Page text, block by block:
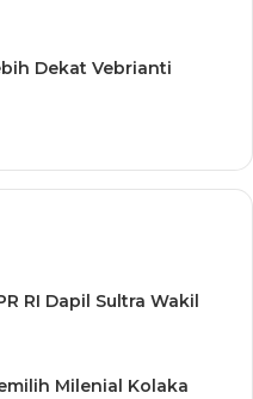
Dekat Vebrianti
RI Dapil Sultra Wakil
Milenial Kolaka